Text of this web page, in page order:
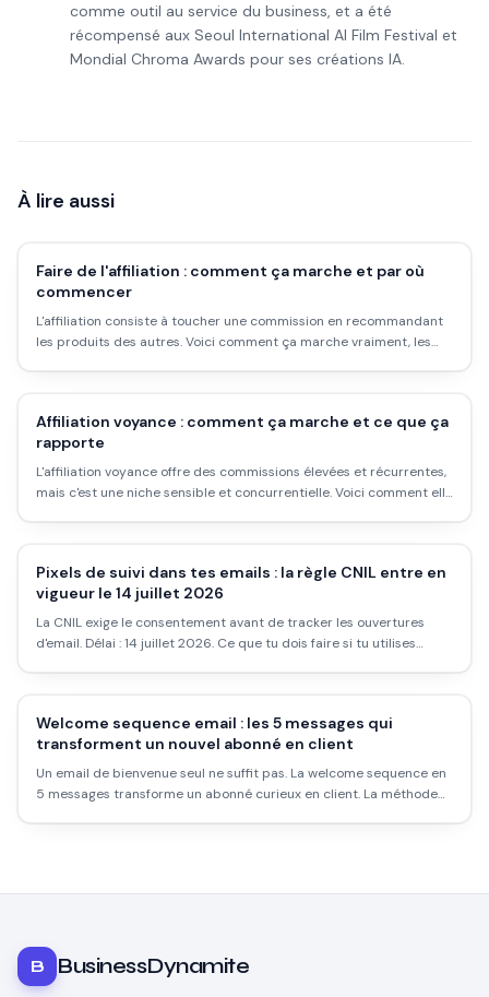
comme outil au service du business, et a été
récompensé aux Seoul International AI Film Festival et
Mondial Chroma Awards pour ses créations IA.
À lire aussi
Faire de l'affiliation : comment ça marche et par où
commencer
L'affiliation consiste à toucher une commission en recommandant
les produits des autres. Voici comment ça marche vraiment, les
Affiliation voyance : comment ça marche et ce que ça
rapporte
L'affiliation voyance offre des commissions élevées et récurrentes,
mais c'est une niche sensible et concurrentielle. Voici comment elle
Pixels de suivi dans tes emails : la règle CNIL entre en
vigueur le 14 juillet 2026
La CNIL exige le consentement avant de tracker les ouvertures
d'email. Délai : 14 juillet 2026. Ce que tu dois faire si tu utilises
Welcome sequence email : les 5 messages qui
transforment un nouvel abonné en client
Un email de bienvenue seul ne suffit pas. La welcome sequence en
5 messages transforme un abonné curieux en client. La méthode
B BusinessDynamite